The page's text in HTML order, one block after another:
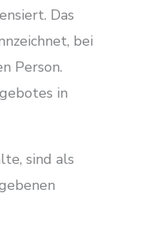
Das
bei
Person.
in
sind als